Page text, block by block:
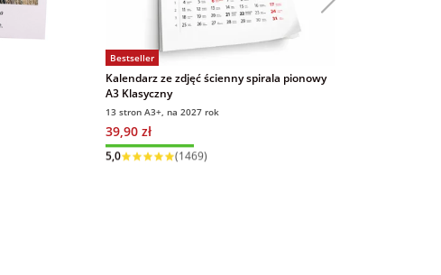
Bestseller
Kalendarz ze zdjęć ścienny spirala pionowy
A3 Klasyczny
13 stron A3+, na 2027 rok
39,90 zł
Wysyłka w 1 dzień